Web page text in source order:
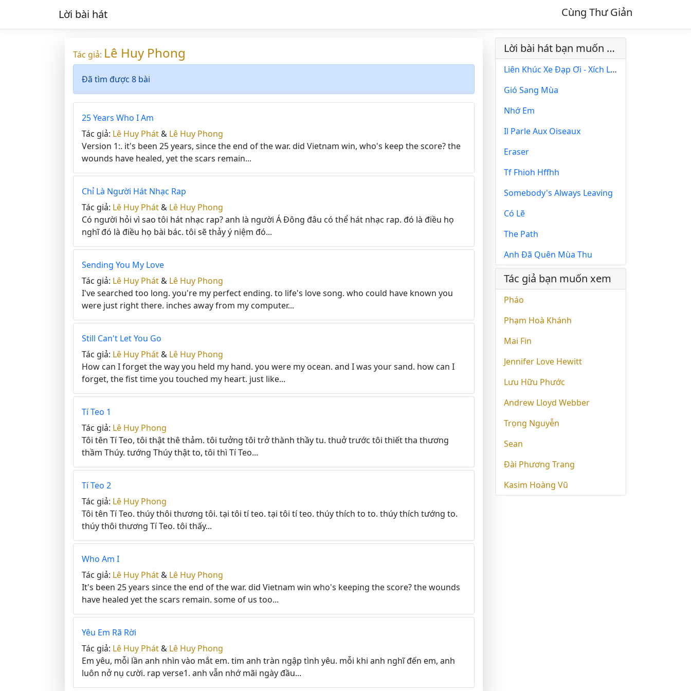
Lời bài hát Cùng Thư Giản
Tác giả: Lê Huy Phong
Đã tìm được 8 bài
25 Years Who I Am
Tác giả: Lê Huy Phát& Lê Huy Phong
Version 1:. it's been 25 years, since the end of the war. did Vietnam win, who's keep the score? the
wounds have healed, yet the scars remain...
Chỉ Là Người Hát Nhạc Rap
Tác giả: Lê Huy Phát& Lê Huy Phong
Có người hỏi vì sao tôi hát nhạc rap? anh là người Á Đông đâu có thể hát nhạc rap. đó là điều họ
nghĩ đó là điều họ bài bác. tôi sẽ thảy ý niệm đó...
Sending You My Love
Tác giả: Lê Huy Phát& Lê Huy Phong
I've searched too long. you're my perfect ending. to life's love song. who could have known you
were just right there. inches away from my computer...
Still Can't Let You Go
Tác giả: Lê Huy Phát& Lê Huy Phong
How can I forget the way you held my hand. you were my ocean. and I was your sand. how can I
forget, the fist time you touched my heart. just like...
Tí Teo 1
Tác giả: Lê Huy Phong
Tôi tên Tí Teo, tôi thật thê thảm. tôi tưởng tôi trở thành thầy tu. thuở trước tôi thiết tha thương
thầm Thúy. tướng Thúy thật to, tôi thì Tí Teo...
Tí Teo 2
Tác giả: Lê Huy Phong
Tôi tên Tí Teo. thúy thôi thương tôi. tại tôi tí teo. tại tôi tí teo. thúy thích to to. thúy thích tướng to.
thúy thôi thương Tí Teo. tôi thấy...
Who Am I
Tác giả: Lê Huy Phát& Lê Huy Phong
It's been 25 years since the end of the war. did Vietnam win who's keeping the score? the wounds
have healed yet the scars remain. some of us too...
Yêu Em Rã Rời
Tác giả: Lê Huy Phát& Lê Huy Phong
Em yêu, mỗi lần anh nhìn vào mắt em. tim anh tràn ngập tình yêu. mỗi khi anh nghĩ đến em, anh
luôn nở nụ cười. rap verse1. anh vẫn nhớ mãi ngày đầu...
Lời bài hát bạn muốn xem
Liên Khúc Xe Đạp Ơi - Xích Lô - Taxi
Gió Sang Mùa
Nhớ Em
Il Parle Aux Oiseaux
Eraser
Tf Fhioh Hffhh
Somebody's Always Leaving
Có Lẽ
The Path
Anh Đã Quên Mùa Thu
Tác giả bạn muốn xem
Pháo
Phạm Hoà Khánh
Mai Fin
Jennifer Love Hewitt
Lưu Hữu Phước
Andrew Lloyd Webber
Trọng Nguyễn
Sean
Đài Phương Trang
Kasim Hoàng Vũ